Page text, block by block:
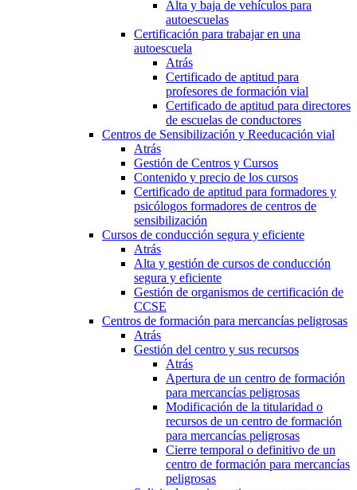
Alta y baja de vehículos para
autoescuelas
Certificación para trabajar en una
autoescuela
Atrás
Certificado de aptitud para
profesores de formación vial
Certificado de aptitud para directores
de escuelas de conductores
Centros de Sensibilización y Reeducación vial
Atrás
Gestión de Centros y Cursos
Contenido y precio de los cursos
Certificado de aptitud para formadores y
psicólogos formadores de centros de
sensibilización
Cursos de conducción segura y eficiente
Atrás
Alta y gestión de cursos de conducción
segura y eficiente
Gestión de organismos de certificación de
CCSE
Centros de formación para mercancías peligrosas
Atrás
Gestión del centro y sus recursos
Atrás
Apertura de un centro de formación
para mercancías peligrosas
Modificación de la titularidad o
recursos de un centro de formación
para mercancías peligrosas
Cierre temporal o definitivo de un
centro de formación para mercancías
peligrosas